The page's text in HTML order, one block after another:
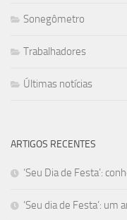
Sonegômetro
Trabalhadores
Últimas notícias
ARTIGOS RECENTES
‘Seu Dia de Festa’:
‘Seu dia de Festa’: